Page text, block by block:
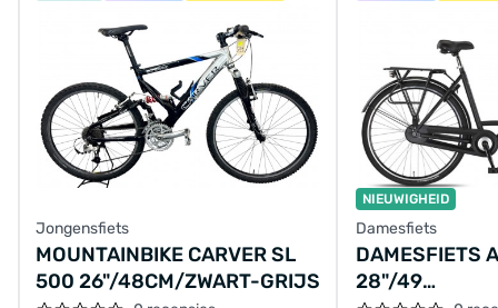
Jongensfiets
MOUNTAINBIKE CARVER SL
500 26"/48CM/ZWART-GRIJS
NIEUWIGHEID
Damesfiets
DAMESFIETS
28"/49